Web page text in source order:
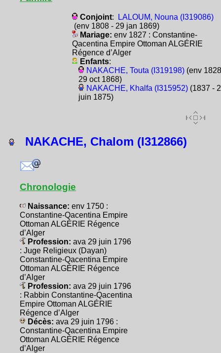
Conjoint:
LALOUM, Nouna (I319086)
(env 1808 - 29 jan 1869)
Mariage: env 1827 : Constantine-
Qacentina Empire Ottoman ALGÉRIE
Régence d’Alger
Enfants:
NAKACHE, Touta (I319198)(env
29 oct 1868)
NAKACHE, Khalfa (I315952)(1837 -
juin 1875)
NAKACHE, Chalom (I312866)
Chronologie
Naissance: env 1750 :
Constantine-Qacentina Empire
Ottoman ALGÉRIE Régence
d’Alger
Profession: ava 29 juin 1796
: Juge Religieux (Dayan)
Constantine-Qacentina Empire
Ottoman ALGÉRIE Régence
d’Alger
Profession: ava 29 juin 1796
: Rabbin Constantine-Qacentina
Empire Ottoman ALGÉRIE
Régence d’Alger
Décès: ava 29 juin 1796 :
Constantine-Qacentina Empire
Ottoman ALGÉRIE Régence
d’Alger